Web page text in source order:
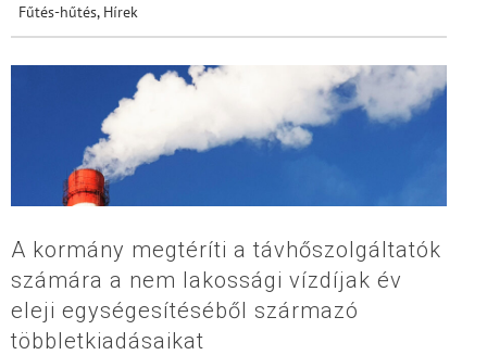
Fűtés-hűtés, Hírek
A kormány megtéríti a távhőszolgáltatók
számára a nem lakossági vízdíjak év
eleji egységesítéséből származó
többletkiadásaikat